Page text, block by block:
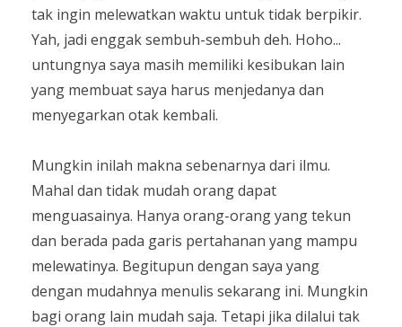
tak ingin melewatkan waktu untuk tidak berpikir.
Yah, jadi enggak sembuh-sembuh deh. Hoho...
untungnya saya masih memiliki kesibukan lain
yang membuat saya harus menjedanya dan
menyegarkan otak kembali.
Mungkin inilah makna sebenarnya dari ilmu.
Mahal dan tidak mudah orang dapat
menguasainya. Hanya orang-orang yang tekun
dan berada pada garis pertahanan yang mampu
melewatinya. Begitupun dengan saya yang
dengan mudahnya menulis sekarang ini. Mungkin
bagi orang lain mudah saja. Tetapi jika dilalui tak